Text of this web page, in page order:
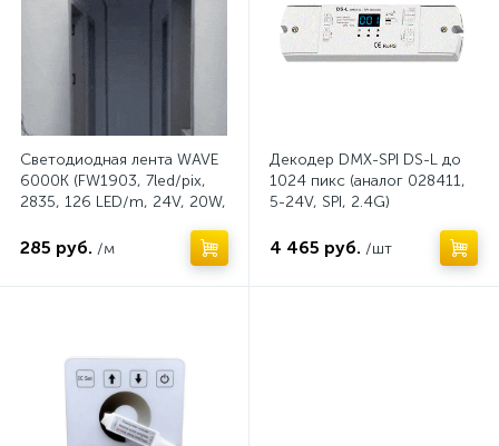
Светодиодная лента WAVE
6000K (FW1903, 7led/pix,
2835, 126 LED/m, 24V, 20W,
285 руб. /м
Декодер DMX-SPI DS-L до
1024 пикс (аналог 028411,
5-24V, SPI, 2.4G)
4 465 руб. /шт